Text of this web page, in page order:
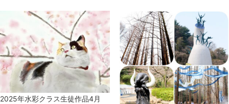
2025年水彩クラス生徒作品4月